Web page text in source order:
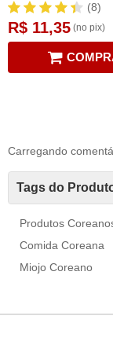
(8)
R$ 11,35 (no pix)
Carregando
Tags do
Produtos
Comida Coreana
Miojo Coreano